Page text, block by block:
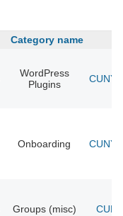
Category name
WordPress
Plugins
CUNY
Onboarding CUNY
Groups (misc)